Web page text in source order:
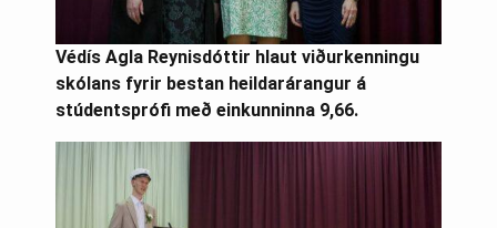
Védís Agla Reynisdóttir hlaut viðurkenningu
skólans fyrir bestan heildarárangur á
stúdentsprófi með einkunninna 9,66.